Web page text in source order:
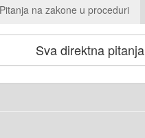
Pitanja na zakone u proceduri
Sva direktna pitanja